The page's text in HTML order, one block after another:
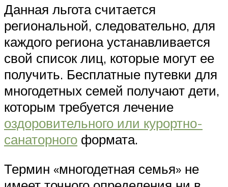
Данная льгота считается
региональной, следовательно, для
каждого региона устанавливается
свой список лиц, которые могут ее
получить. Бесплатные путевки для
многодетных семей получают дети,
которым требуется лечение
оздоровительного или курортно-
санаторного формата.
Термин «многодетная семья» не